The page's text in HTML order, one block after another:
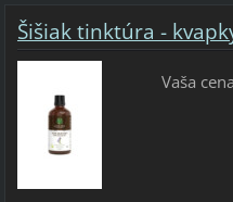
Šišiak tinktúra -
Vaša